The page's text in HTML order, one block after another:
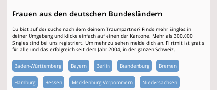
Frauen aus den deutschen Bundesländern
Du bist auf der suche nach dem deinem Traumpartner? Finde mehr Singles in
deiner Umgebung und klicke einfach auf einen der Kantone. Mehr als 300.000
Singles sind bei uns registriert. Um mehr zu sehen melde dich an, Flirtmit ist gratis
für alle und das erfolgreich seit dem Jahr 2004, in der ganzen Schweiz.
Baden-Württemberg Bayern Berlin Brandenburg Bremen
Hamburg Hessen Mecklenburg-Vorpommern Niedersachsen